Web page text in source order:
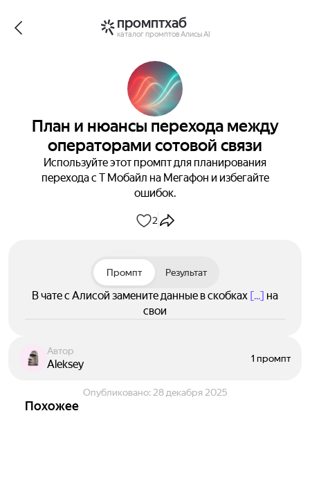
промптхаб
каталог промптов Алисы AI
План и нюансы перехода между
операторами сотовой связи
Используйте этот промпт для планирования
перехода с Т Мобайл на Мегафон и избегайте
ошибок.
2
Промпт Результат
В чате с Алисой замените данные в скобках [...] на
свои
Автор
Aleksey 1 промпт
Опубликовано: 28 декабря 2025
Похожее